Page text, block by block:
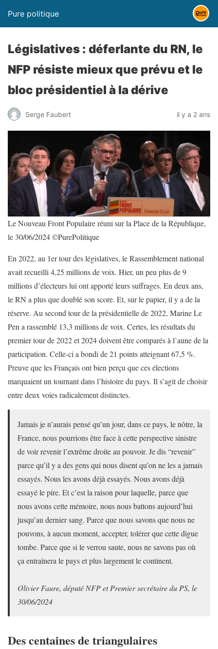
Pure politique
Législatives : déferlante du RN, le
NFP résiste mieux que prévu et le
bloc présidentiel à la dérive
Serge Faubert il y a 2 ans
Le Nouveau Front Populaire réuni sur la Place de la République,
le 30/06/2024 ©PurePolitique
En 2022, au 1er tour des législatives, le Rassemblement national
avait recueilli 4,25 millions de voix. Hier, un peu plus de 9
millions d’électeurs lui ont apporté leurs suffrages. En deux ans,
le RN a plus que doublé son score. Et, sur le papier, il y a de la
réserve. Au second tour de la présidentielle de 2022, Marine Le
Pen a rassemblé 13,3 millions de voix. Certes, les résultats du
premier tour de 2022 et 2024 doivent être comparés à l’aune de la
participation. Celle-ci a bondi de 21 points atteignant 67,5 %.
Preuve que les Français ont bien perçu que ces élections
marquaient un tournant dans l’histoire du pays. Il s’agit de choisir
entre deux voies radicalement distinctes.
Jamais je n’aurais pensé qu’un jour, dans ce pays, le nôtre, la
France, nous pourrions être face à cette perspective sinistre
de voir revenir l’extrême droite au pouvoir. Je dis “revenir”
parce qu’il y a des gens qui nous disent qu’on ne les a jamais
essayés. Nous les avons déjà essayés. Nous avons déjà
essayé le pire. Et c’est la raison pour laquelle, parce que
nous avons cette mémoire, nous nous battons aujourd’hui
jusqu’au dernier sang. Parce que nous savons que nous ne
pouvons, à aucun moment, accepter, tolérer que cette digue
tombe. Parce que si le verrou saute, nous ne savons pas où
ça entraînera le pays et plus largement le continent.
Olivier Faure, député NFP et Premier secrétaire du PS, le
30/06/2024
Des centaines de triangulaires